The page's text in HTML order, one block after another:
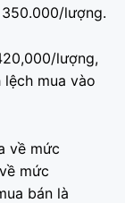
lượng.
lượng,
mua vào
về mức
mức
bán là